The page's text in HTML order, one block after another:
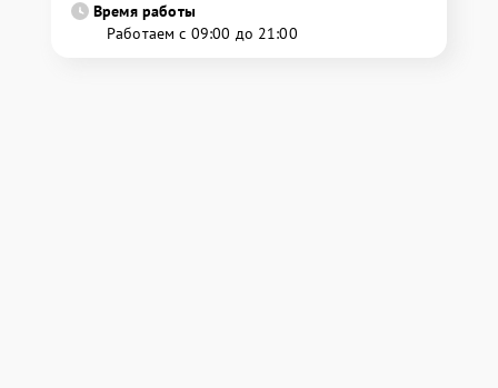
Время работы
Работаем с 09:00 до 21:00